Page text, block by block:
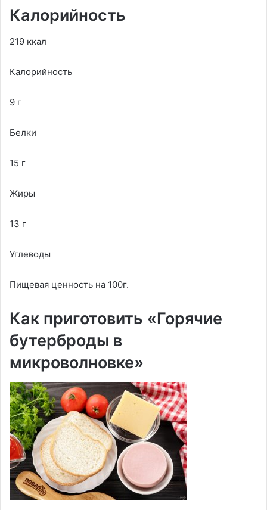
Калорийность
219 ккал
Калорийность
9 г
Белки
15 г
Жиры
13 г
Углеводы
Пищевая ценность на 100г.
Как приготовить «Горячие
бутерброды в
микроволновке»